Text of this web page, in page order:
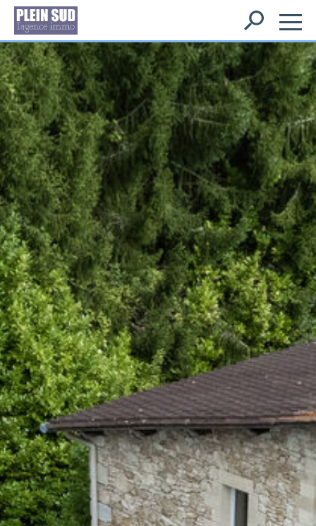
Rechercher